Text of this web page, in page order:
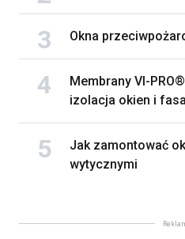
Okna
Membrany VI-
izolacja okien i
Jak zamontować
wytycznymi